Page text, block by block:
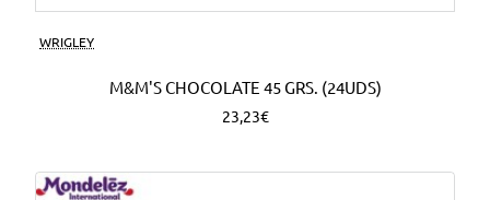
WRIGLEY
M&M'S CHOCOLATE 45 GRS. (24UDS)
23,23€